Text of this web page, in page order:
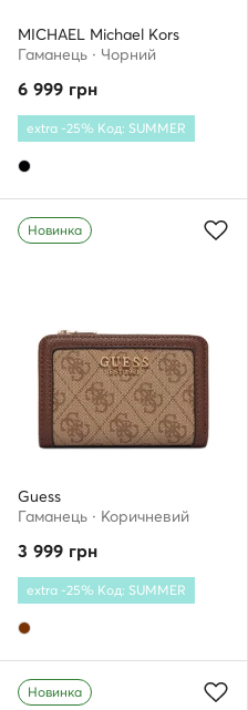
MICHAEL Michael Kors
Гаманець · Чорний
6 999 грн
extra -25% Код: SUMMER
Новинка
Guess
Гаманець · Коричневий
3 999 грн
extra -25% Код: SUMMER
Новинка